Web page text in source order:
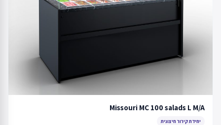
Missouri MC 100 salads L M/A
יחידת קירור חיצונית